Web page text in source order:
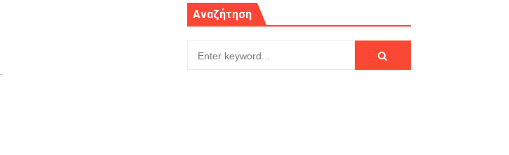
Αναζήτηση